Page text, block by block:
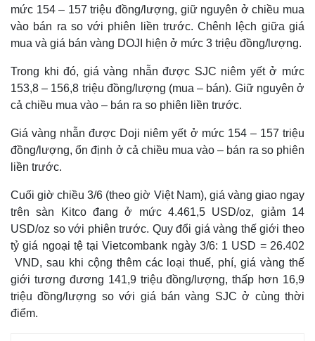
mức 154 – 157 triệu đồng/lượng, giữ nguyên ở chiều mua
vào bán ra so với phiên liền trước. Chênh lệch giữa giá
mua và giá bán vàng DOJI hiện ở mức 3 triệu đồng/lượng.
Trong khi đó, giá vàng nhẫn được SJC niêm yết ở mức
153,8 – 156,8 triệu đồng/lượng (mua – bán). Giữ nguyên ở
cả chiều mua vào – bán ra so phiên liền trước.
Giá vàng nhẫn được Doji niêm yết ở mức 154 – 157 triệu
đồng/lượng, ổn định ở cả chiều mua vào – bán ra so phiên
liền trước.
Cuối giờ chiều 3/6 (theo giờ Việt Nam), giá vàng giao ngay
trên sàn Kitco đang ở mức 4.461,5 USD/oz, giảm 14
USD/oz so với phiên trước. Quy đổi giá vàng thế giới theo
tỷ giá ngoại tệ tại Vietcombank ngày 3/6: 1 USD = 26.402
VND, sau khi cộng thêm các loại thuế, phí, giá vàng thế
giới tương đương 141,9 triệu đồng/lượng, thấp hơn 16,9
triệu đồng/lượng so với giá bán vàng SJC ở cùng thời
điểm.